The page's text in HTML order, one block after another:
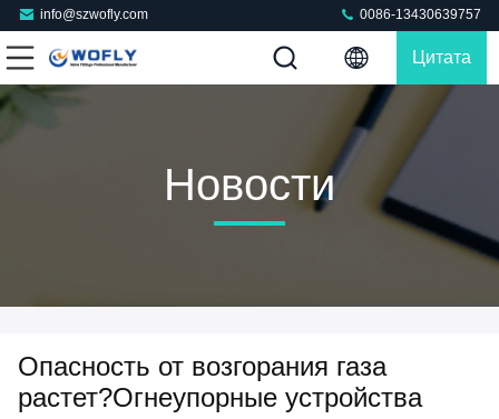
info@szwofly.com 0086-13430639757
Цитата
Новости
Опасность от возгорания газа
растет?Огнеупорные устройства